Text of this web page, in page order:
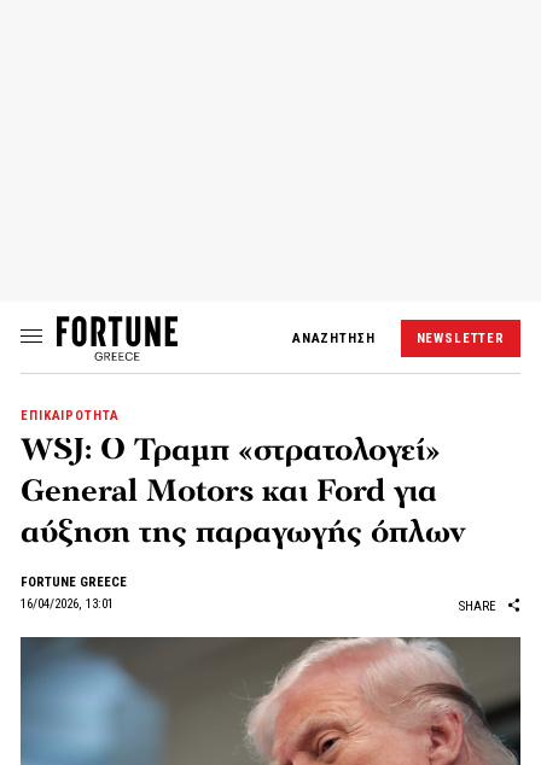
ΑΝΑΖΗΤΗΣΗ NEWSLETTER
ΕΠΙΚΑΙΡΟΤΗΤΑ
WSJ: Ο Τραμπ «στρατολογεί»
General Motors και Ford για
αύξηση της παραγωγής όπλων
FORTUNE GREECE
16/04/2026, 13:01
SHARE